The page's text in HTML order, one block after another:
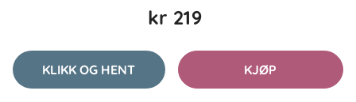
kr 219
KLIKK OG HENT KJØP